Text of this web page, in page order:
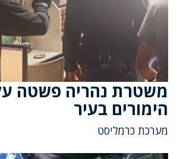
משטרת נהריה פשטה
הימורים בעיר
מערכת כרמליסט